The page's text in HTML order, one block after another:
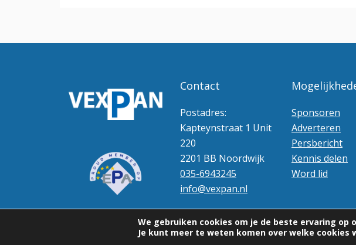
Contact
Postadres:
Kapteynstraat 1 Unit
220
2201 BB Noordwijk
035-6943245
info@vexpan.nl
Sponsoren
Adverteren
Persbericht
Kennis delen
Word lid
We gebruiken cookies om je de beste ervaring op
Je kunt meer te weten komen over welke